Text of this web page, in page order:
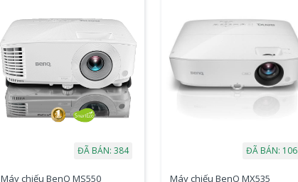
ĐÃ BÁN: 384
Máy chiếu BenQ MS550
ĐÃ BÁN: 106
Máy chiếu BenQ MX535